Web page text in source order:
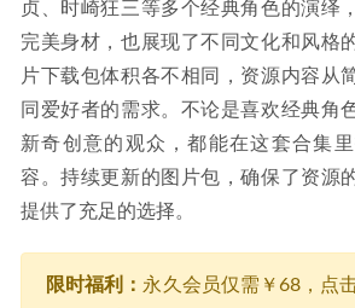
贞、时崎狂三等多个经典角色的演绎
完美身材，也展现了不同文化和风格
片下载包体积各不相同，资源内容从
同爱好者的需求。不论是喜欢经典角
新奇创意的观众，都能在这套合集
容。持续更新的图片包，确保了资源
提供了充足的选择。
限时福利： 永久会员仅需￥68，点